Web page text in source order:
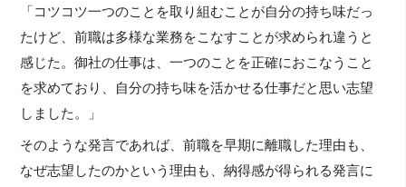
「コツコツ一つのことを取り組むことが自分の持ち味だっ
たけど、前職は多様な業務をこなすことが求められ違うと
感じた。御社の仕事は、一つのことを正確におこなうこと
を求めており、自分の持ち味を活かせる仕事だと思い志望
しました。」
そのような発言であれば、前職を早期に離職した理由も、
なぜ志望したのかという理由も、納得感が得られる発言に